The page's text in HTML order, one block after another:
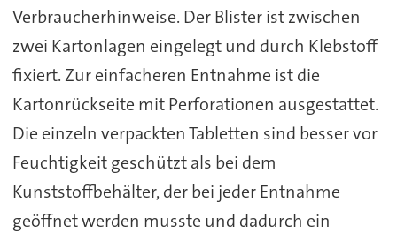
Verbraucherhinweise. Der Blister ist zwischen
zwei Kartonlagen eingelegt und durch Klebstoff
fixiert. Zur einfacheren Entnahme ist die
Kartonrückseite mit Perforationen ausgestattet.
Die einzeln verpackten Tabletten sind besser vor
Feuchtigkeit geschützt als bei dem
Kunststoffbehälter, der bei jeder Entnahme
geöffnet werden musste und dadurch ein